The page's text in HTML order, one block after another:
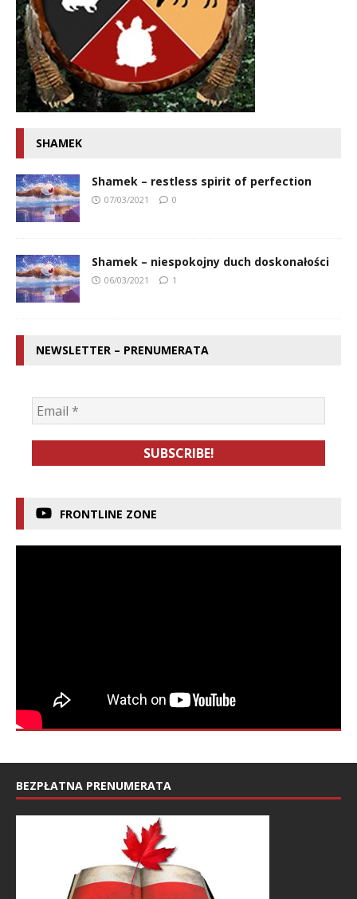
SHAMEK
Shamek – restless spirit of perfection
07/03/2021 0
Shamek – niespokojny duch doskonałości
06/03/2021 1
NEWSLETTER – PRENUMERATA
FRONTLINE ZONE
BEZPŁATNA PRENUMERATA